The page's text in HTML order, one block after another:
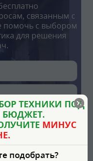
связанным с
помочь с выбором
для решения
ТЕХНИКИ ПОД
МИНУС
подобрать?